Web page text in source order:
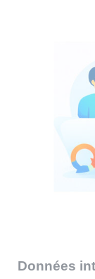
Données